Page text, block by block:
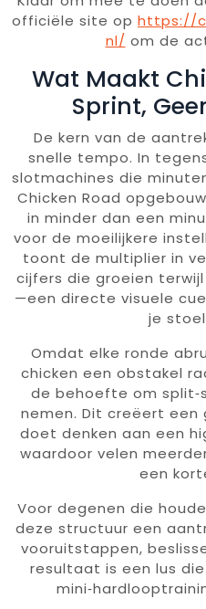
officiële site op https://
nl/ om de
Wat Maakt
Sprint,
De kern van de
snelle tempo. In
slotmachines die
Chicken Road
in minder dan een
voor de moeilijkere
toont de multiplier in
cijfers die groeien
—een directe visuele
je
Omdat elke ronde
chicken een obstakel
de behoefte om
nemen. Dit creëert
doet denken aan een
waardoor velen
een
Voor degenen die
deze structuur een
vooruitstappen,
resultaat is een lus